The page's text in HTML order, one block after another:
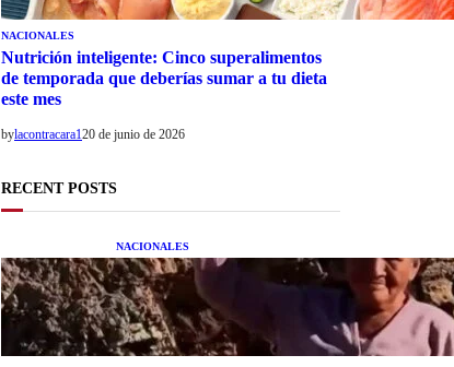
NACIONALES
Nutrición inteligente: Cinco superalimentos
de temporada que deberías sumar a tu dieta
este mes
bylacontracara120 de junio de 2026
RECENT POSTS
NACIONALES
Una mujer asegura haber
peleado con un extraterrestre
cuerpo a cuerpo